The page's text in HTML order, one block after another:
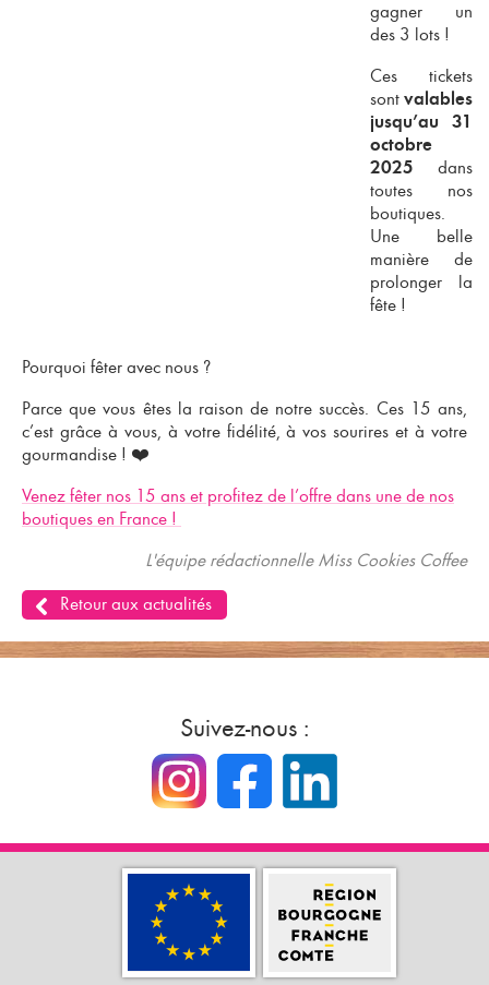
gagner un
des 3 lots !
Ces tickets
sont valables
jusqu’au 31
octobre
2025
dans
toutes nos
boutiques.
Une belle
manière de
prolonger la
fête !
Pourquoi fêter avec nous ?
Parce quevous êtes la raison de notre succès. Ces 15 ans,
c’est grâce à vous, à votre fidélité, à vos sourires et à votre
gourmandise ! ❤️
Venez fêter nos 15 ans et profitez de l’offre dans une de nos
boutiques en France !
L'équipe rédactionnelle Miss Cookies Coffee
Retour aux actualités
Suivez-nous :